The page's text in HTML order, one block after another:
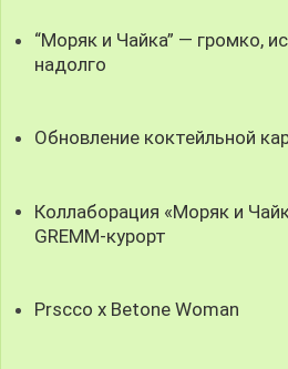
“Моряк и Чайка” — громко,
надолго
Обновление коктейльной
Коллаборация «Моряк и
GREMM-курорт
Prscco x Betone Woman